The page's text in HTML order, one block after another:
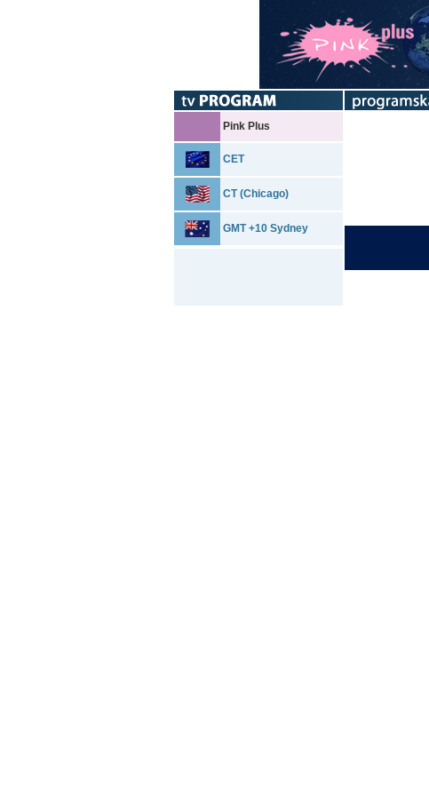
Pink Plus
CET
CT (Chicago)
GMT +10 Sydney